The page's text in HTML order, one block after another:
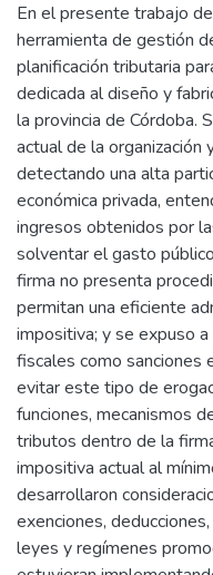
En el presente trabajo
herramienta de gestión
planificación tributaria
dedicada al diseño y
la provincia de Córdoba.
actual de la organización
detectando una alta
económica privada,
ingresos obtenidos por
solventar el gasto
firma no presenta
permitan una eficiente
impositiva; y se expuso
fiscales como sanciones
evitar este tipo de
funciones, mecanismos
tributos dentro de la
impositiva actual al
desarrollaron
exenciones,
leyes y regímenes